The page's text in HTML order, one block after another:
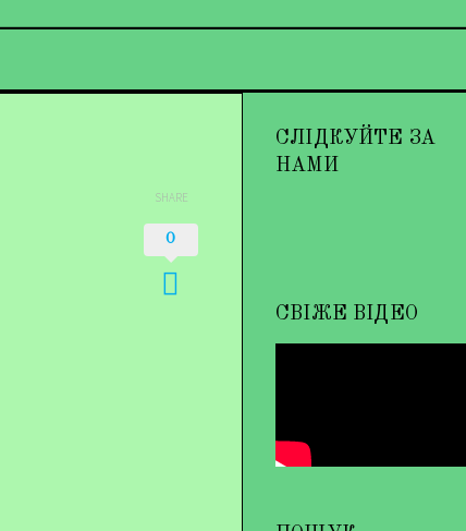
SHARE
0
СЛІДКУЙТЕ ЗА
НАМИ
СВІЖЕ ВІДЕО